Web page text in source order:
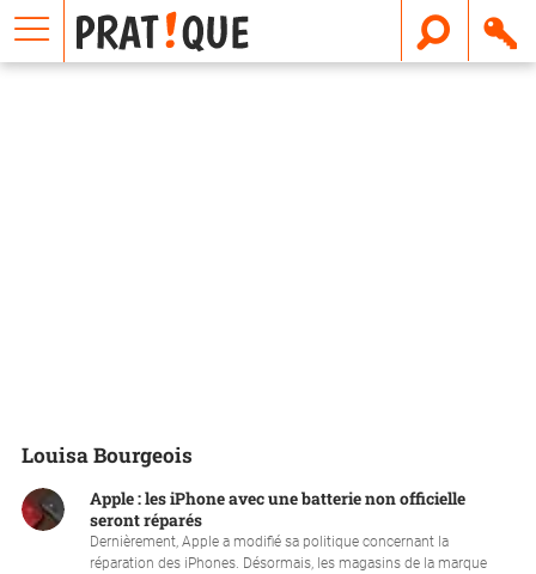
Louisa Bourgeois
Apple : les iPhone avec une batterie non officielle
seront réparés
Dernièrement, Apple a modifié sa politique concernant la
réparation des iPhones. Désormais, les magasins de la marque
E
m
a